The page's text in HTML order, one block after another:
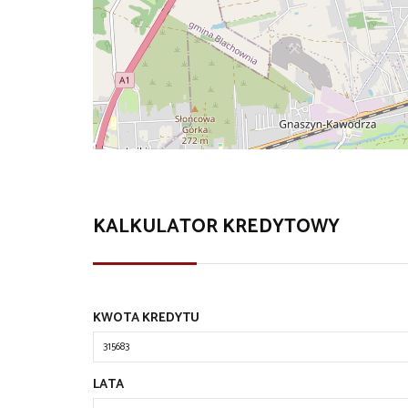
KALKULATOR KREDYTOWY
KWOTA KREDYTU
LATA